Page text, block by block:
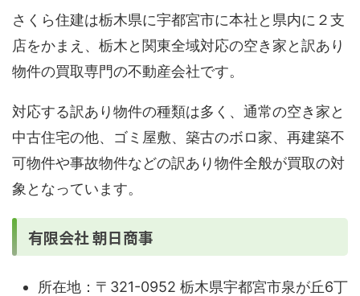
さくら住建は栃木県に宇都宮市に本社と県内に２支
店をかまえ、栃木と関東全域対応の空き家と訳あり
物件の買取専門の不動産会社です。
対応する訳あり物件の種類は多く、通常の空き家と
中古住宅の他、ゴミ屋敷、築古のボロ家、再建築不
可物件や事故物件などの訳あり物件全般が買取の対
象となっています。
有限会社 朝日商事
所在地：〒321-0952 栃木県宇都宮市泉が丘6丁